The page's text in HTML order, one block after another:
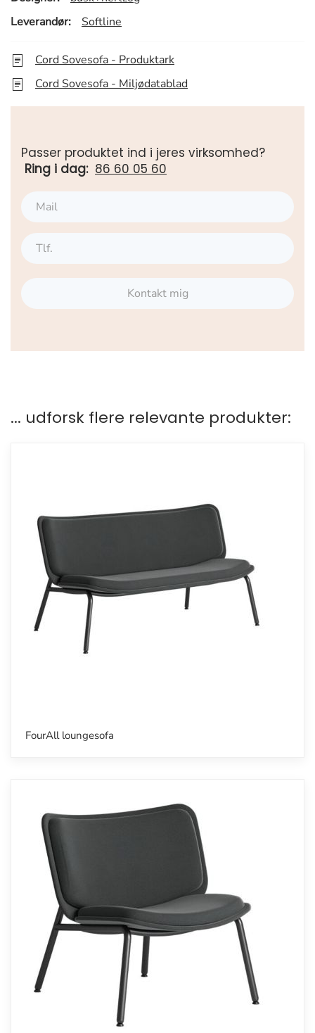
Leverandør:
Softline
Cord Sovesofa - Produktark
Cord Sovesofa - Miljødatablad
Passer produktet ind i jeres virksomhed?
Ring i dag: 86 60 05 60
Kontakt mig
... udforsk flere relevante produkter:
FourAll loungesofa